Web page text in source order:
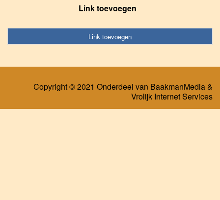
Link toevoegen
Link toevoegen
Copyright © 2021 Onderdeel van BaakmanMedia&
Vrolijk Internet Services